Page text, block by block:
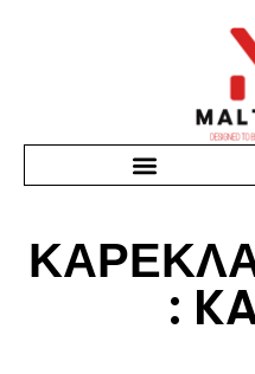
ΚΑΡΕΚΛΑ
: